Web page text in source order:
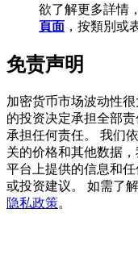
BitMart 用戶遷移
貴金屬財富季 ·
抽獎衝榜 · 贏
欲了解更多詳情
頁面 ，按類別或
免责声明
加密货币市场波动性
的投资决定承担全部
承担任何责任。 我们
关的价格和其他数据
平台上提供的信息和
或投资建议。 如需了
隐私政策。